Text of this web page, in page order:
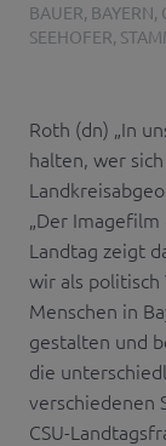
BAUER, BAYERN,
SEEHOFER,
Roth (dn) „In
halten, wer
„Der Imagefilm
Landtag zeigt
wir als
Menschen in
gestalten und
die
verschiedenen
CSU-